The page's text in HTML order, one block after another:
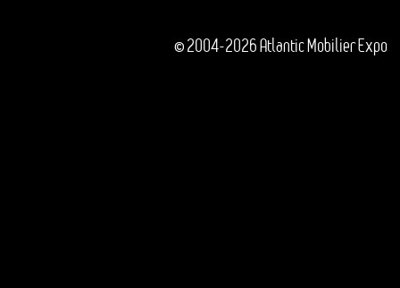
© 2004-2026 Atlantic Mobilier Expo